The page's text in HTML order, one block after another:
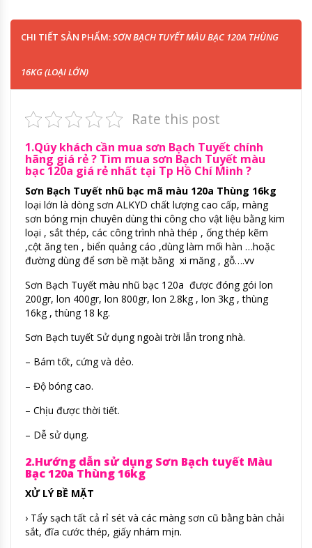
CHI TIẾT SẢN PHẨM:SƠN BẠCH TUYẾT MÀU BẠC 120A THÙNG
16KG (LOẠI LỚN)
Rate this post
1.Qúy khách cần mua sơn Bạch Tuyết chính
hãng giá rẻ ? Tìm mua sơn Bạch Tuyết màu
bạc 120a giá rẻ nhất tại Tp Hồ Chí Minh ?
Sơn Bạch Tuyết nhũ bạc mã màu 120a Thùng 16kg
loại lớn là dòng sơn ALKYD chất lượng cao cấp, màng
sơn bóng mịn chuyên dùng thi công cho vật liệu bằng kim
loại , sắt thép, các công trình nhà thép , ống thép kẽm
,cột ăng ten , biển quảng cáo ,dùng làm mối hàn …hoặc
đường dùng để sơn bề mặt bằng xi măng , gỗ….vv
Sơn Bạch Tuyết màu nhũ bạc 120a được đóng gói lon
200gr, lon 400gr, lon 800gr, lon 2.8kg , lon 3kg , thùng
16kg , thùng 18 kg.
Sơn Bạch tuyết Sử dụng ngoài trời lẫn trong nhà.
– Bám tốt, cứng và dẻo.
– Độ bóng cao.
– Chịu được thời tiết.
– Dễ sử dụng.
2.Hướng dẫn sử dụng Sơn Bạch tuyết Màu
Bạc 120a Thùng 16kg
XỬ LÝ BỀ MẶT
› Tẩy sạch tất cả rỉ sét và các màng sơn cũ bằng bàn chải
sắt, đĩa cước thép, giấy nhám mịn.